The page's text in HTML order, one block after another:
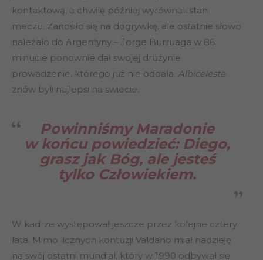
kontaktową, a chwilę później wyrównali stan
meczu. Zanosiło się na dogrywkę, ale ostatnie słowo
należało do Argentyny – Jorge Burruaga w 86.
minucie ponownie dał swojej drużynie
prowadzenie, którego już nie oddała. Albiceleste
znów byli najlepsi na świecie.
Powinniśmy Maradonie
w końcu powiedzieć: Diego,
grasz jak Bóg, ale jesteś
tylko Człowiekiem.
W kadrze występował jeszcze przez kolejne cztery
lata. Mimo licznych kontuzji Valdano miał nadzieję
na swój ostatni mundial, który w 1990 odbywał się